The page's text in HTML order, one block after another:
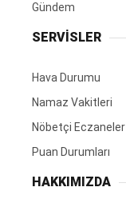
Gündem
SERVİSLER
Hava Durumu
Namaz Vakitleri
Nöbetçi Eczaneler
Puan Durumları
HAKKIMIZDA